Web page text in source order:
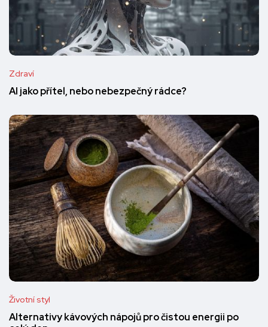
Zdraví
AI jako přítel, nebo nebezpečný rádce?
Životní styl
Alternativy kávových nápojů pro čistou energii po